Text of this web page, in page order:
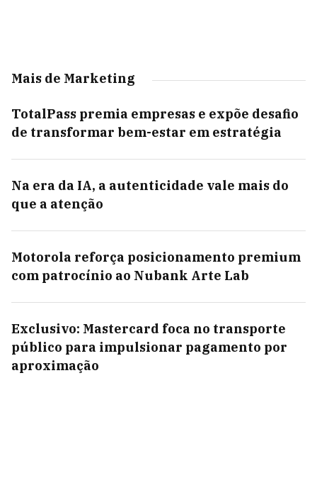
Mais de Marketing
TotalPass premia empresas e expõe desafio
de transformar bem-estar em estratégia
Na era da IA, a autenticidade vale mais do
que a atenção
Motorola reforça posicionamento premium
com patrocínio ao Nubank Arte Lab
Exclusivo: Mastercard foca no transporte
público para impulsionar pagamento por
aproximação